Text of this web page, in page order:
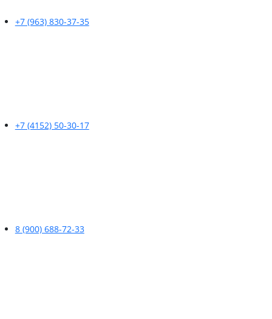
+7 (963) 830-37-35
+7 (4152) 50-30-17
8 (900) 688-72-33